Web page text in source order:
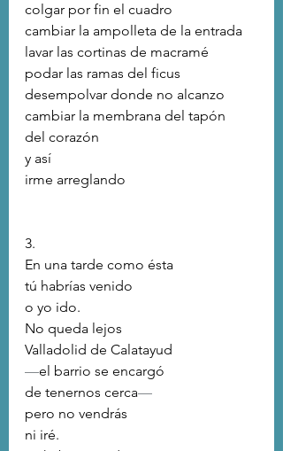
colgar por fin el cuadro
cambiar la ampolleta de la entrada
lavar las cortinas de macramé
podar las ramas del ficus
desempolvar donde no alcanzo
cambiar la membrana del tapón
del corazón
y así
irme arreglando
3.
En una tarde como ésta
tú habrías venido
o yo ido.
No queda lejos
Valladolid de Calatayud
—el barrio se encargó
de tenernos cerca—
pero no vendrás
ni iré.